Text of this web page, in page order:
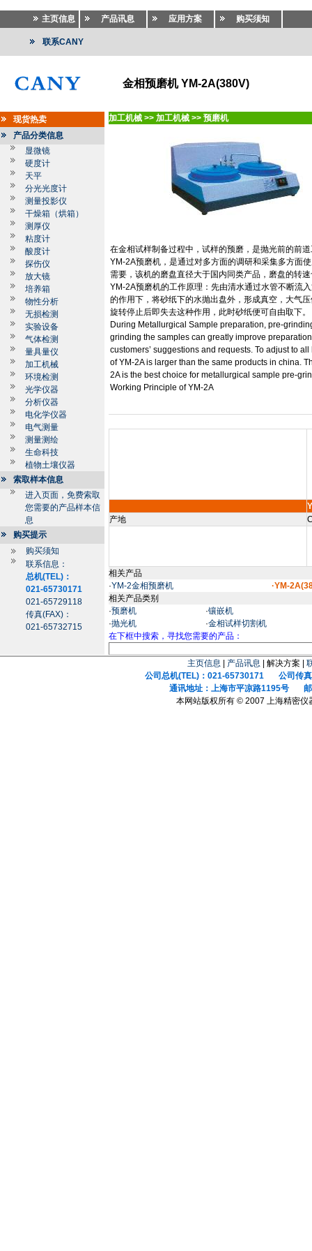
主页信息 产品讯息 应用方案 购买须知
联系CANY
金相预磨机 YM-2A(380V)
现货热卖
产品分类信息
显微镜
硬度计
天平
分光光度计
测量投影仪
干燥箱（烘箱）
测厚仪
粘度计
酸度计
探伤仪
放大镜
培养箱
物性分析
无损检测
实验设备
气体检测
量具量仪
加工机械
环境检测
光学仪器
分析仪器
电化学仪器
电气测量
测量测绘
生命科技
植物土壤仪器
索取样本信息
进入页面，免费索取
您需要的产品样本信
息
购买提示
购买须知
联系信息：
总机(TEL)：
021-65730171
021-65729118
传真(FAX)：
021-65732715
加工机械 >> 加工机械 >> 预磨机
在金相试样制备过程中，试样的预磨，是抛光前的前
YM-2A预磨机，是通过对多方面的调研和采集多方面
需要，该机的磨盘直径大于国内同类产品，磨盘的转
YM-2A预磨机的工作原理：先由清水通过水管不断流
的作用下，将砂纸下的水抛出盘外，形成真空，大气
旋转停止后即失去这种作用，此时砂纸便可自由取下。
During Metallurgical Sample preparation, pre-
grinding the samples can greatly improve
customers’ suggestions and requests. To adjust to
of YM-2Ais larger than the same products in china.
2Ais the best choice for metallurgical sample pre-
Working Principle of YM-2A
产地
相关产品
·YM-2金相预磨机
·YM-
相关产品类别
·预磨机 ·镶嵌机
·抛光机 ·金相试样切割机
在下框中搜索，寻找您需要的产品：
主页信息 产品讯息 | 解决方案 |
公司总机(TEL)：021-65730171 公司传真
通讯地址：上海市平凉路1195号 邮
本网站版权所有 © 2007 上海精密仪